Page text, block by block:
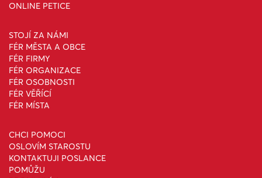
ONLINE PETICE
STOJÍ ZA NÁMI
FÉR MĚSTA A OBCE
FÉR FIRMY
FÉR ORGANIZACE
FÉR OSOBNOSTI
FÉR VĚŘÍCÍ
FÉR MÍSTA
CHCI POMOCI
OSLOVÍM STAROSTU
KONTAKTUJI POSLANCE
POMŮŽU